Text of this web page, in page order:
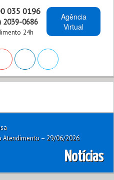
035 0196
2039-0686
24h
Agência
Virtual
Atendimento – 29/06/2026
Notícias